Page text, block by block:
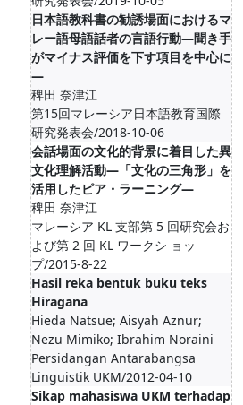
日本語教科書の勧誘場面におけるマ
レー語母語話者の言語行動―聞き手
がマイナス評価を下す項目を中心に
―
稗田 奈津江
第15回マレーシア日本語教育国際
研究発表会/2018-10-06
会話場面の文化的背景に着目した異
文化理解活動―「文化の三角形」を
活用したピア・ラーニング―
稗田 奈津江
マレーシア KL 支部第 5 回研究会お
よび第 2 回 KL ワークシ ョッ
プ/2015-8-22
Hasil reka bentuk buku teks
Hiragana
Hieda Natsue; Aisyah Aznur;
Nezu Mimiko; Ibrahim Noraini
Persidangan Antarabangsa
Linguistik UKM/2012-04-10
Sikap mahasiswa UKM terhadap